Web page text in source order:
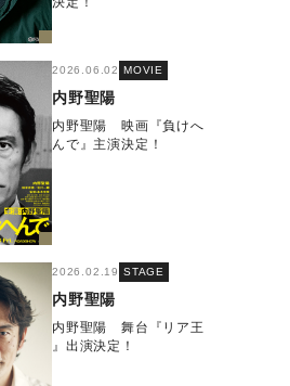
2026.06.02 MOVIE
内野聖陽
内野聖陽 映画『負けへ
んで』主演決定！
2026.02.19 STAGE
内野聖陽
内野聖陽 舞台『リア王
』出演決定！